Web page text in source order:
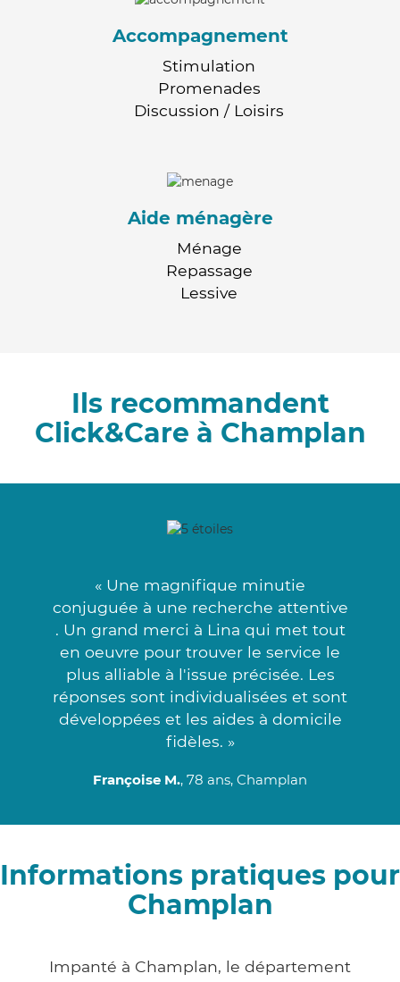
Accompagnement
Stimulation
Promenades
Discussion / Loisirs
Aide ménagère
Ménage
Repassage
Lessive
Ils recommandent
Click&Care à Champlan
« Une magnifique minutie
conjuguée à une recherche attentive
. Un grand merci à Lina qui met tout
en oeuvre pour trouver le service le
plus alliable à l'issue précisée. Les
réponses sont individualisées et sont
développées et les aides à domicile
fidèles. »
Françoise M., 78 ans, Champlan
Informations pratiques pour
Champlan
Impanté à Champlan, le département